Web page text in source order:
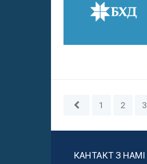
1 2 3
КАНТАКТ З НАМІ